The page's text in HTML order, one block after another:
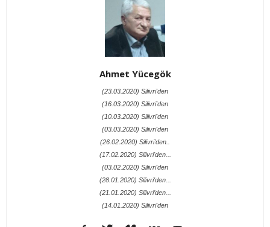
Ahmet Yücegök
(23.03.2020) Silivri'den
(16.03.2020) Silivri'den
(10.03.2020) Silivri'den
(03.03.2020) Silivri'den
(26.02.2020) Silivri’den..
(17.02.2020) Silivri'den...
(03.02.2020) Silivri'den
(28.01.2020) Silivri'den...
(21.01.2020) Silivri’den...
(14.01.2020) Silivri'den